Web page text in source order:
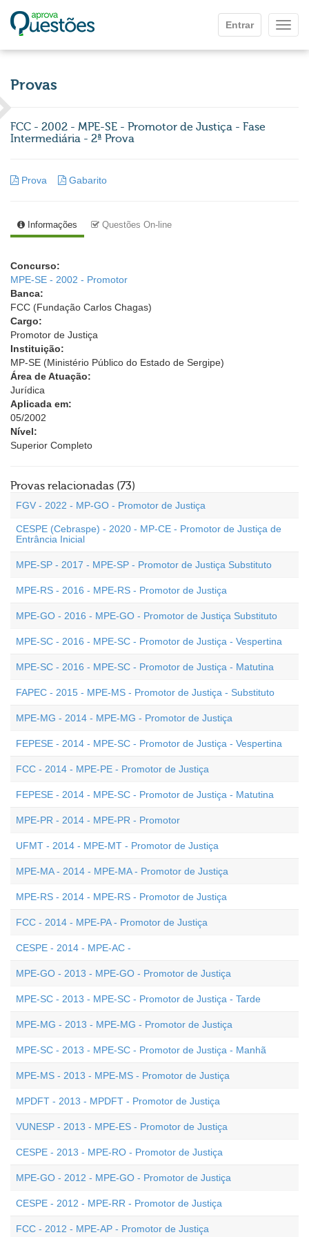
Entrar
Provas
FCC - 2002 - MPE-SE - Promotor de Justiça - Fase
Intermediária - 2ª Prova
Prova Gabarito
Informações Questões On-line
Concurso:
MPE-SE - 2002 - Promotor
Banca:
FCC (Fundação Carlos Chagas)
Cargo:
Promotor de Justiça
Instituição:
MP-SE (Ministério Público do Estado de Sergipe)
Área de Atuação:
Jurídica
Aplicada em:
05/2002
Nível:
Superior Completo
Provas relacionadas (73)
FGV - 2022 - MP-GO - Promotor de Justiça
CESPE (Cebraspe) - 2020 - MP-CE - Promotor de Justiça de
Entrância Inicial
MPE-SP - 2017 - MPE-SP - Promotor de Justiça Substituto
MPE-RS - 2016 - MPE-RS - Promotor de Justiça
MPE-GO - 2016 - MPE-GO - Promotor de Justiça Substituto
MPE-SC - 2016 - MPE-SC - Promotor de Justiça - Vespertina
MPE-SC - 2016 - MPE-SC - Promotor de Justiça - Matutina
FAPEC - 2015 - MPE-MS - Promotor de Justiça - Substituto
MPE-MG - 2014 - MPE-MG - Promotor de Justiça
FEPESE - 2014 - MPE-SC - Promotor de Justiça - Vespertina
FCC - 2014 - MPE-PE - Promotor de Justiça
FEPESE - 2014 - MPE-SC - Promotor de Justiça - Matutina
MPE-PR - 2014 - MPE-PR - Promotor
UFMT - 2014 - MPE-MT - Promotor de Justiça
MPE-MA - 2014 - MPE-MA - Promotor de Justiça
MPE-RS - 2014 - MPE-RS - Promotor de Justiça
FCC - 2014 - MPE-PA - Promotor de Justiça
CESPE - 2014 - MPE-AC -
MPE-GO - 2013 - MPE-GO - Promotor de Justiça
MPE-SC - 2013 - MPE-SC - Promotor de Justiça - Tarde
MPE-MG - 2013 - MPE-MG - Promotor de Justiça
MPE-SC - 2013 - MPE-SC - Promotor de Justiça - Manhã
MPE-MS - 2013 - MPE-MS - Promotor de Justiça
MPDFT - 2013 - MPDFT - Promotor de Justiça
VUNESP - 2013 - MPE-ES - Promotor de Justiça
CESPE - 2013 - MPE-RO - Promotor de Justiça
MPE-GO - 2012 - MPE-GO - Promotor de Justiça
CESPE - 2012 - MPE-RR - Promotor de Justiça
FCC - 2012 - MPE-AP - Promotor de Justiça